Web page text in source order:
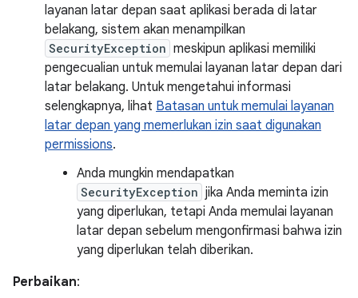
layanan latar depan saat aplikasi berada di latar
belakang, sistem akan menampilkan
SecurityException meskipun aplikasi memiliki
pengecualian untuk memulai layanan latar depan dari
latar belakang. Untuk mengetahui informasi
selengkapnya, lihat Batasan untuk memulai layanan
latar depan yang memerlukan izin saat digunakan
permissions.
Anda mungkin mendapatkan
SecurityException jika Anda meminta izin
yang diperlukan, tetapi Anda memulai layanan
latar depan sebelum mengonfirmasi bahwa izin
yang diperlukan telah diberikan.
Perbaikan: